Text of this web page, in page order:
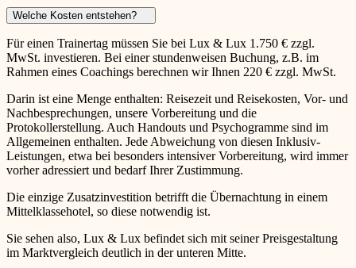
Welche Kosten entstehen?
Für einen Trainertag müssen Sie bei Lux & Lux 1.750 € zzgl.
MwSt. investieren. Bei einer stundenweisen Buchung, z.B. im
Rahmen eines Coachings berechnen wir Ihnen 220 € zzgl. MwSt.
Darin ist eine Menge enthalten: Reisezeit und Reisekosten, Vor- und
Nachbesprechungen, unsere Vorbereitung und die
Protokollerstellung. Auch Handouts und Psychogramme sind im
Allgemeinen enthalten. Jede Abweichung von diesen Inklusiv-
Leistungen, etwa bei besonders intensiver Vorbereitung, wird immer
vorher adressiert und bedarf Ihrer Zustimmung.
Die einzige Zusatzinvestition betrifft die Übernachtung in einem
Mittelklassehotel, so diese notwendig ist.
Sie sehen also, Lux & Lux befindet sich mit seiner Preisgestaltung
im Marktvergleich deutlich in der unteren Mitte.